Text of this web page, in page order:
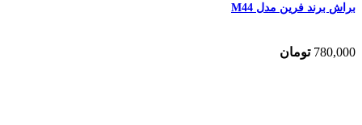
براش برند فرین مدل M44
780,000 تومان